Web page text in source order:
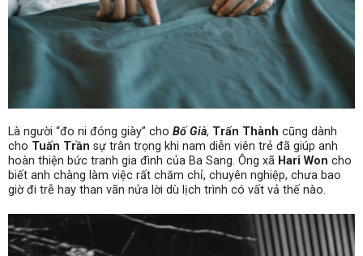
Là người “đo ni đóng giày” cho Bố Già, Trấn Thành cũng dành
cho Tuấn Trần sự trân trọng khi nam diễn viên trẻ đã giúp anh
hoàn thiện bức tranh gia đình của Ba Sang. Ông xã Hari Won cho
biết anh chàng làm việc rất chăm chỉ, chuyên nghiệp, chưa bao
giờ đi trễ hay than vãn nửa lời dù lịch trình có vất vả thế nào.